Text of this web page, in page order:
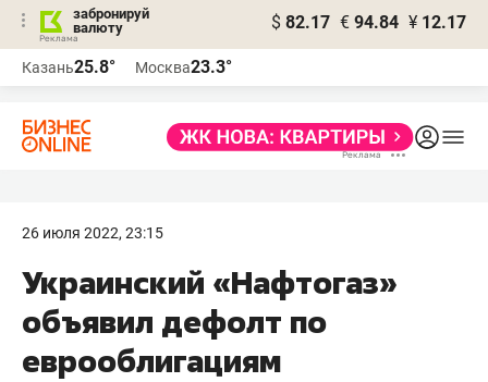
забронируй
валюту
$ 82.17 € 94.84 ¥ 12.17
Казань25.8° Москва23.3°
26 июля 2022, 23:15
Украинский «Нафтогаз»
объявил дефолт по
еврооблигациям